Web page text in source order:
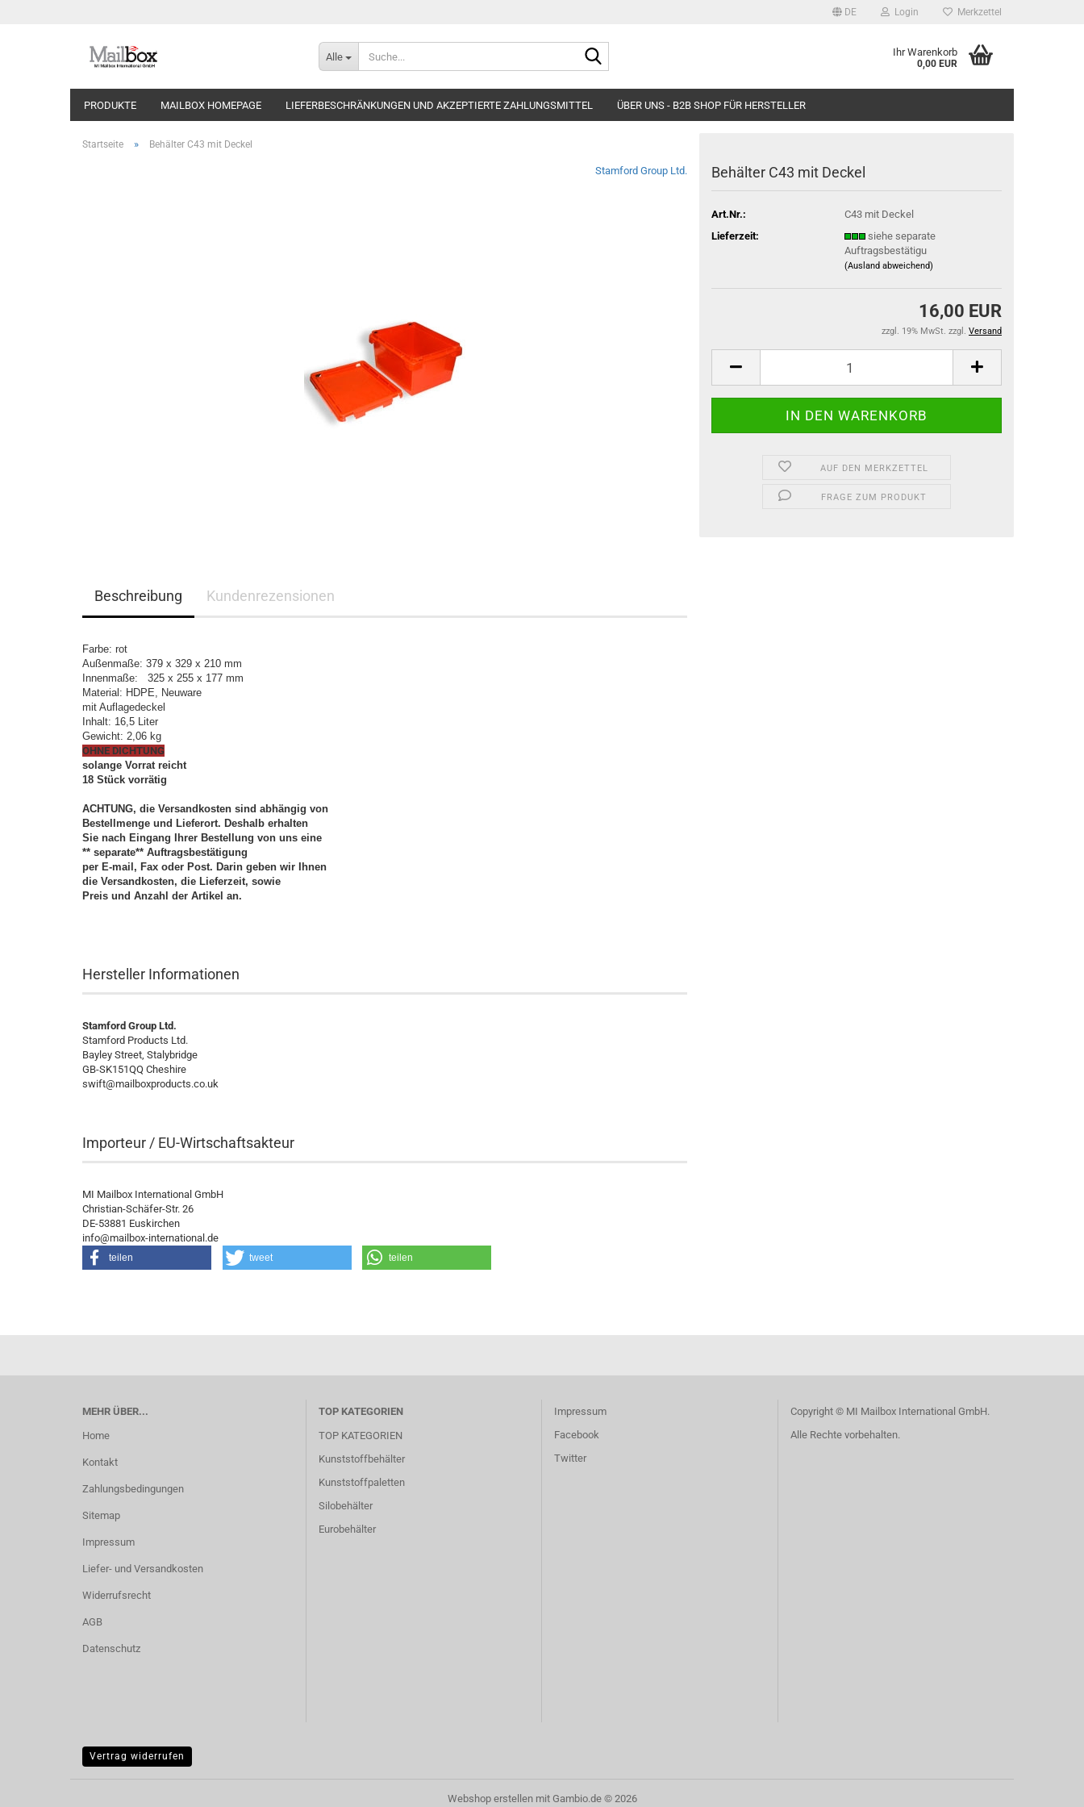
DE Login Merkzettel
Alle Ihr Warenkorb
0,00 EUR
PRODUKTE MAILBOX HOMEPAGE LIEFERBESCHRÄNKUNGEN UND AKZEPTIERTE ZAHLUNGSMITTEL ÜBER UNS - B2B SHOP FÜR HERSTELLER
Startseite » Behälter C43 mit Deckel
Stamford Group Ltd. Behälter C43 mit Deckel
Art.Nr.:
C43 mit Deckel
Lieferzeit:
siehe separate
Auftragsbestätigu
(Ausland abweichend)
16,00 EUR
zzgl. 19% MwSt. zzgl. Versand
AUF DEN MERKZETTEL
FRAGE ZUM PRODUKT
Beschreibung Kundenrezensionen
Farbe: rot
Außenmaße: 379 x 329 x 210 mm
Innenmaße: 325 x 255 x 177 mm
Material: HDPE, Neuware
mit Auflagedeckel
Inhalt: 16,5 Liter
Gewicht: 2,06 kg
OHNE DICHTUNG
solange Vorrat reicht
18 Stück vorrätig
ACHTUNG, die Versandkosten sind abhängig von
Bestellmenge und Lieferort. Deshalb erhalten
Sie nach Eingang Ihrer Bestellung von uns eine
** separate** Auftragsbestätigung
per E-mail, Fax oder Post. Darin geben wir Ihnen
die Versandkosten, die Lieferzeit, sowie
Preis und Anzahl der Artikel an.
Hersteller Informationen
Stamford Group Ltd.
Stamford Products Ltd.
Bayley Street, Stalybridge
GB-SK151QQ Cheshire
swift@mailboxproducts.co.uk
Importeur / EU-Wirtschaftsakteur
MI Mailbox International GmbH
Christian-Schäfer-Str. 26
DE-53881 Euskirchen
info@mailbox-international.de
teilen tweet teilen
MEHR ÜBER...
Home
Kontakt
Zahlungsbedingungen
Sitemap
Impressum
Liefer- und Versandkosten
Widerrufsrecht
AGB
Datenschutz
TOP KATEGORIEN
TOP KATEGORIEN
Kunststoffbehälter
Kunststoffpaletten
Silobehälter
Eurobehälter
Impressum
Facebook
Twitter
Copyright © MI Mailbox International GmbH.
Alle Rechte vorbehalten.
Vertrag widerrufen
Webshop erstellenmit Gambio.de © 2026